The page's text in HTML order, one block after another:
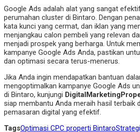
Google Ads adalah alat yang sangat
perumahan cluster di Bintaro. Dengan
kata kunci yang cermat, dan iklan yang
menjangkau calon pembeli yang relevan
menjadi prospek yang berharga. Untuk
kampanye Google Ads Anda, pastikan
dan optimasi secara terus-menerus.
Jika Anda ingin mendapatkan bantuan
mengoptimalkan kampanye Google Ads
di Bintaro, kunjungi
siap membantu Anda meraih hasil terbaik
pemasaran digital yang efektif.
TagsOptimasi CPC properti Bintaro